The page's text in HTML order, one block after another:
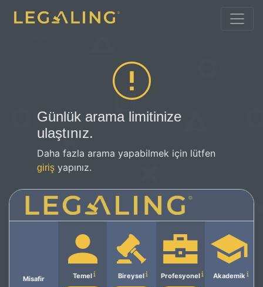
Günlük arama limitinize
ulaştınız.
Daha fazla arama yapabilmek için lütfen
giriş yapınız.
Misafir Temel Bireysel Profesyonel Akademik